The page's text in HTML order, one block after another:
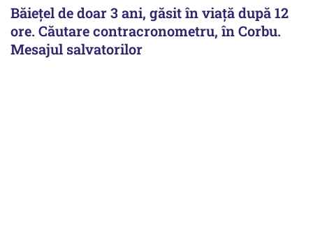
Băiețel de doar 3 ani, găsit în viață după 12
ore. Căutare contracronometru, în Corbu.
Mesajul salvatorilor